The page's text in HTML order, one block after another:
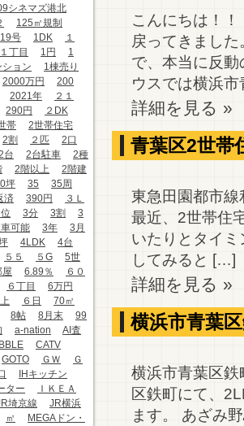
シネマズ港北
125㎡規制
19号 1DK
１
１丁目 1円
1
ション
1棟売り
2000万円
200
2021年
２１
290円
２DK
帯
2世帯住宅
2割 ２匹
2口
台 2台駐車
2種
2階以上
2階建
坪 35
35周
済 390円
３Ｌ
3分 3割
3
可能 3年
3月
4LDK
4台
５５ ５G
5世
屋 6.89％
６０
６丁目
6万円
６日
70㎡
8帖 8月末
99
a-nation
AI査
CATV
GOTO ＧＷ
Ｇ
IHキッチン
ター
ＩＫＥＡ
埼京線
JR横浜
㎡
MEGAドン・
こんにちは！
戻ってきまし
で、本当に反
ウスでは横浜
詳細を見る »
青葉区2世帯
東急田園都市
最近、2世帯住
いたりとタイ
してみると […]
詳細を見る »
横浜市青葉
横浜市青葉区
区鉄町にて、
ます。 あざみ